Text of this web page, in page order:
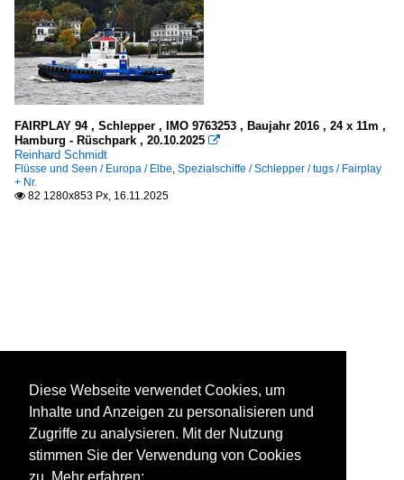
FAIRPLAY 94 , Schlepper , IMO 9763253 , Baujahr 2016 , 24 x 11m ,
Hamburg - Rüschpark , 20.10.2025 
Reinhard Schmidt
Flüsse und Seen / Europa / Elbe, Spezialschiffe / Schlepper / tugs / Fairplay
+ Nr.
 82 1280x853 Px, 16.11.2025
Diese Webseite verwendet Cookies, um
Inhalte und Anzeigen zu personalisieren und
Zugriffe zu analysieren. Mit der Nutzung
stimmen Sie der Verwendung von Cookies